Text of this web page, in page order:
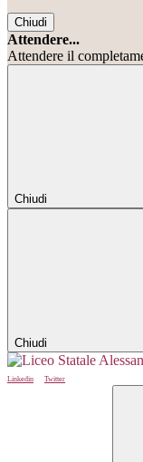
Chiudi
Attendere...
Attendere il
Chiudi
Chiudi
Linkedin
Twitter